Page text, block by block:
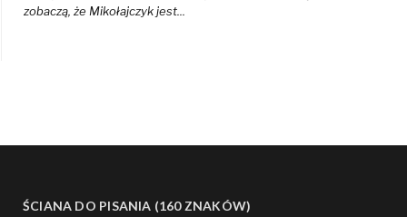
zobaczą, że Mikołajczyk jest...
ŚCIANA DO PISANIA (160 ZNAKÓW)